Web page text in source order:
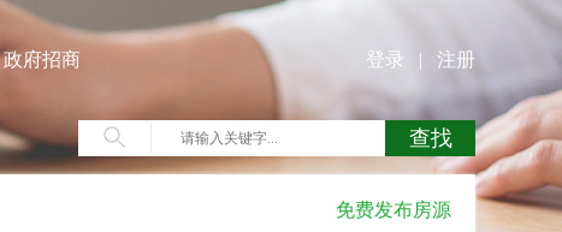
政府招商 登录 | 注册
免费发布房源